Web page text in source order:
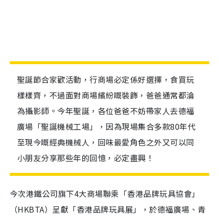
聖誕節合家歡活動，行商場必定係好選擇，食買玩
樣樣齊，不過面對商場繽紛嘅裝飾，爸爸通常都淪
為攝影師。今年聖誕，各位爸爸不妨帶家人去德福
廣場「聖誕機械工場」，因為現場集合多款80年代
至現今嘅經典機械人，回味最愛角色之外又可以同
小朋友分享那些年的回憶，必定盡興！
今次港鐵公司旗下4大商場聯乘「香港品牌玩具協會」
（HKBTA）呈獻「香港品牌玩具展」，於德福廣場、青